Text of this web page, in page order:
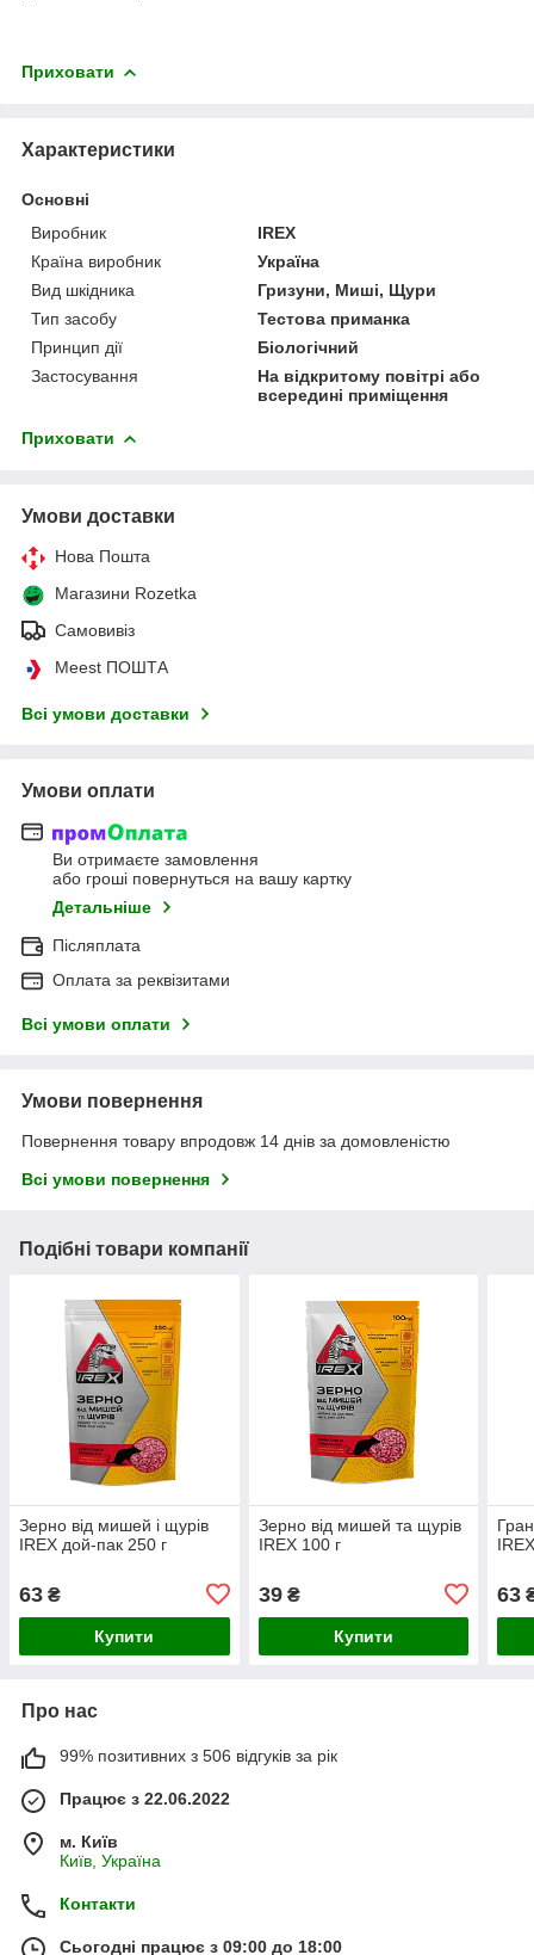
Приховати
Характеристики
Основні
Виробник
IREX
Країна виробник
Україна
Вид шкідника
Гризуни, Миші, Щури
Тип засобу
Тестова приманка
Принцип дії
Біологічний
Застосування
На відкритому повітрі або
всередині приміщення
Приховати
Умови доставки
Нова Пошта
Магазини Rozetka
Самовивіз
Meest ПОШТА
Всі умови доставки
Умови оплати
Ви отримаєте замовлення
або гроші повернуться на вашу картку
Детальніше
Післяплата
Оплата за реквізитами
Всі умови оплати
Умови повернення
Повернення товару впродовж 14 днів за домовленістю
Всі умови повернення
Подібні товари компанії
Зерно від мишей і щурів
IREX дой-пак 250 г
63 ₴
Купити
Зерно від мишей та щурів
IREX 100 г
39₴
Купити
63
Про нас
99% позитивних з 506 відгуків за рік
Працює з 22.06.2022
м. Київ
Київ, Україна
Контакти
Сьогодні працює з 09:00 до 18:00